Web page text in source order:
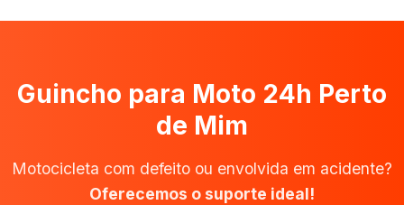
Guincho para Moto 24h Perto
de Mim
Motocicleta com defeito ou envolvida em acidente?
Oferecemos o suporte ideal!